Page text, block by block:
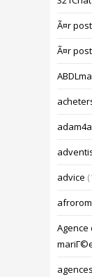
Ã¤r
Ã¤r
advice
Agence